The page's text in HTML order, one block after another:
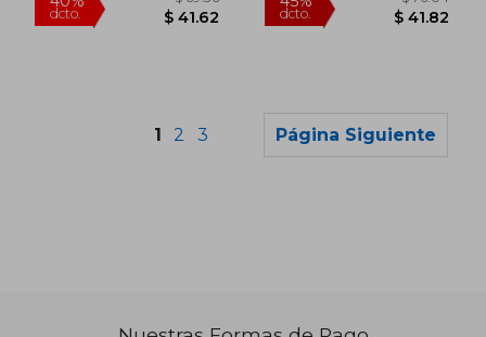
1 2 3 Página Siguiente